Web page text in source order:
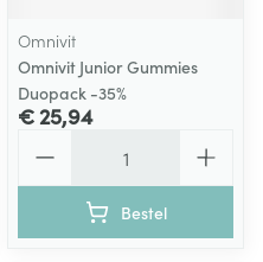
Omnivit
Omnivit Junior Gummies
Duopack -35%
€ 25,94
Bestel